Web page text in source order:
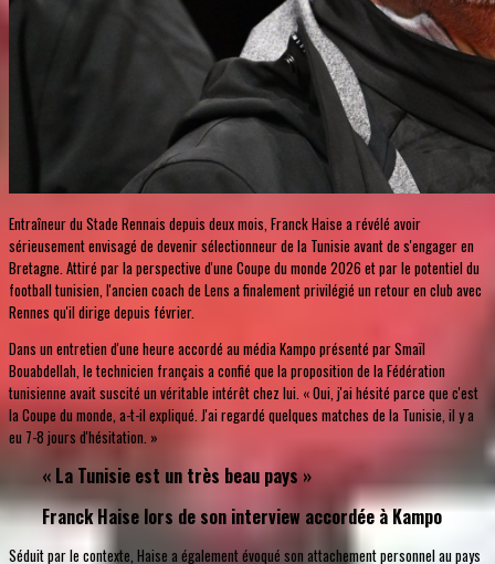
Entraîneur du Stade Rennais depuis deux mois, Franck Haise a révélé avoir
sérieusement envisagé de devenir sélectionneur de la Tunisie avant de s'engager en
Bretagne. Attiré par la perspective d'une Coupe du monde 2026 et par le potentiel du
football tunisien, l'ancien coach de Lens a finalement privilégié un retour en club avec
Rennes qu'il dirige depuis février.
Dans un entretien d'une heure accordé au média Kampo présenté par Smaïl
Bouabdellah, le technicien français a confié que la proposition de la Fédération
tunisienne avait suscité un véritable intérêt chez lui. « Oui, j'ai hésité parce que c'est
la Coupe du monde, a-t-il expliqué. J'ai regardé quelques matches de la Tunisie, il y a
eu 7-8 jours d'hésitation. »
« La Tunisie est un très beau pays »
Franck Haise lors de son interview accordée à Kampo
Séduit par le contexte, Haise a également évoqué son attachement personnel au pays